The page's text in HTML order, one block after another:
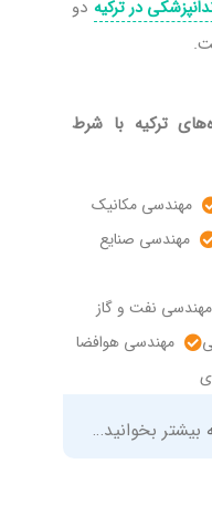
در ترکیه دو
ترکیه با شرط
مهندسی مکانیک
مهندسی صنایع
مهندسی نفت و گاز
مهندسی هوافضا
بیشتر بخوانید…